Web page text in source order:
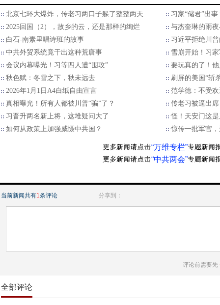
北京七环大爆炸，传老习两口子躲了整整两天
习家“储君”出
2025回国（2），故乡的云，还是那样的绚烂
与杰奎琳的雨
白石-南素里唱诗班的故事
习近平拒绝川普
中共外贸系统竟干出这种荒唐事
雪崩开始！习
会议内幕曝光！习等四人遭“围攻”
要玩真的了！
秋色赋：冬雪之下，秋未远去
刷屏的美国“斩
2026年1月1日A4白纸自由宣言
范学德：不受
真相曝光！所有人都被川普“骗”了？
传老习被逼出
习晋升两名新上将，这堆疑问大了
怪！天安门这
如何从政策上加强威慑中共国？
惊传一批军官
“万维专栏”
“中共两会”
当前新闻共有1条评论 分享到：
评论前需要先
全部评论